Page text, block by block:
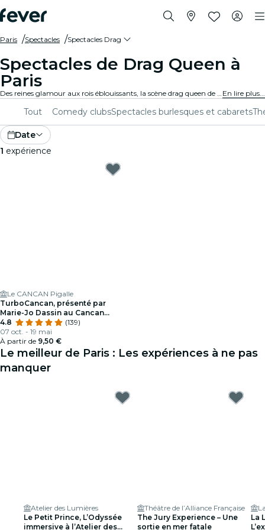
Paris Spectacles Spectacles Drag
Spectacles de Drag Queen à
Paris
Des reines glamour aux rois éblouissants, la scène drag queen de Paris offre une célébration vibrante de la diversité, de la créativité et de l'expression de soi. Que tu sois un adepte confirmé ou un nouveau venu sur la scène, tu vas vivre une soirée pleine d'énergie et de moments inoubliables. En lire plus...
Tout Comedy clubsSpectacles burlesques et cabarets
Date
1 expérience
Le CANCAN Pigalle
TurboCancan, présenté par
Marie-Jo Dassin au Cancan
Pigalle
4.8
(139)
07 oct. - 19 mai
À partir de 9,50 €
Le meilleur de Paris : Les expériences à ne pas
manquer
Atelier des Lumières
Le Petit Prince, L’Odyssée
immersive à l’Atelier des
Théâtre de l’Alliance Française
The Jury Experience – Une
sortie en mer fatale
La